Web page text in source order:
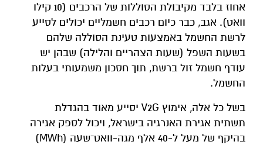
אחוז בלבד מקיבולת הסוללות של הרכבים (10 קילו
וואט). אגב, כבר כיום רכבים חשמליים יכולים לסייע
לרשת החשמל באמצעות טעינת הסוללה שלהם
בשעות השפל (שעות הצהריים והלילה) שבהן יש
עודף חשמל זול ברשת, תוך חסכון משמעותי בעלות
החשמל.
בשל כל אלה, אימוץ V2G יסייע מאוד בהגדלת
תשתית אגירת האנרגיה בישראל, ויכול לספק אגירה
בהיקף של מעל ל-40 אלף מגה-וואט־שעה (MWh)